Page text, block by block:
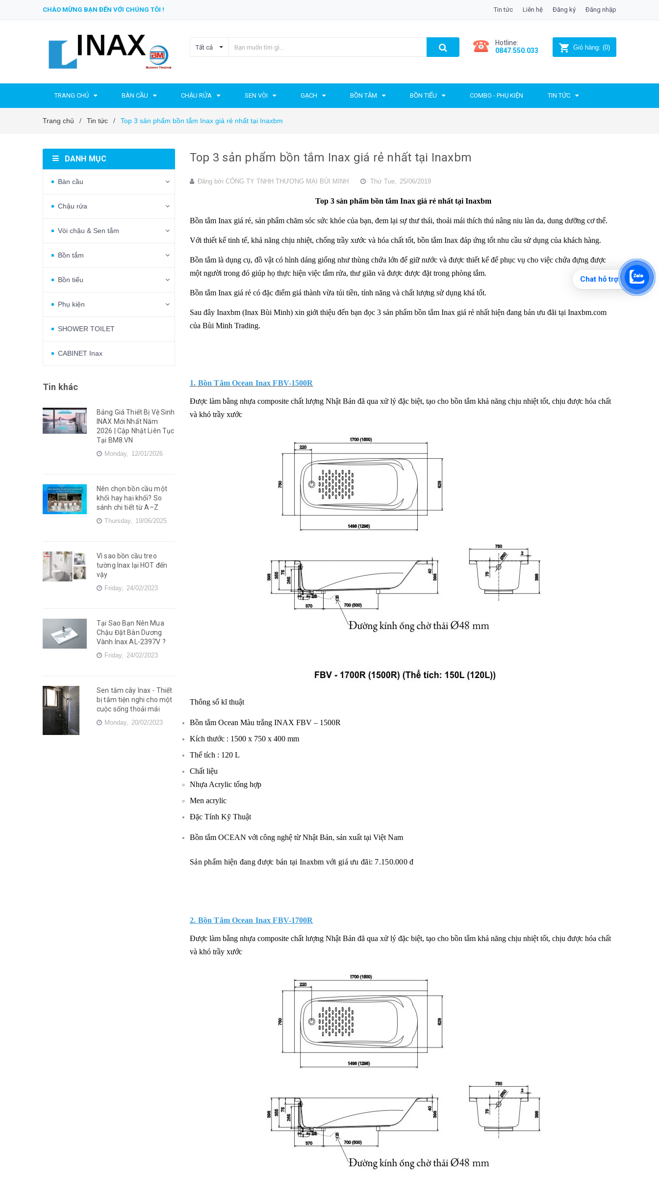
CHÀO MỪNG BẠN ĐẾN VỚI CHÚNG TÔI ! Tin tức Liên hệ Đăng ký Đăng nhập
Tất cả
Hotline:
0847.550.033
Giỏ hàng: (0)
TRANG CHỦ BÀN CẦU CHẬU RỬA SEN VÒI GẠCH BỒN TẮM BỒN TIỂU COMBO - PHỤ KIỆN TIN TỨC
Trang chủ / Tin tức / Top 3 sản phẩm bồn tắm Inax giá rẻ nhất tại Inaxbm
Top 3 sản phẩm bồn tắm Inax giá rẻ nhất tại Inaxbm
Đăng bởi CÔNG TY TNHH THƯƠNG MẠI BÙI MINH Thứ Tue, 25/06/2019
Top 3 sản phẩm bồn tắm Inax giá rẻ nhất tại Inaxbm
Bồn tắm Inax giá rẻ, sản phẩm chăm sóc sức khỏe của bạn, đem lại sự thư thái, thoải mái thích thú nâng niu làn da, dung dưỡng cơ thể.
Với thiết kế tinh tế, khả năng chịu nhiệt, chống trầy xước và hóa chất tốt, bồn tắm Inax đáp ứng tốt nhu cầu sử dụng của khách hàng.
Bồn tắm là dụng cụ, đồ vật có hình dáng giống như thùng chứa lớn để giữ nước và được thiết kế để phục vụ cho việc chứa đựng được
một người trong đó giúp họ thực hiện việc tắm rửa, thư giãn và được được đặt trong phòng tắm.
Bồn tắm Inax giá rẻ có đặc điểm giá thành vừa túi tiền, tính năng và chất lượng sử dụng khá tốt.
Sau đây Inaxbm (Inax Bùi Minh) xin giới thiệu đến bạn đọc 3 sản phẩm bồn tắm Inax giá rẻ nhất hiện đang bán ưu đãi tại Inaxbm.com
của Bùi Minh Trading.
1. Bồn Tắm Ocean Inax FBV-1500R
Được làm bằng nhựa composite chất lượng Nhật Bản đã qua xử lý đặc biệt, tạo cho bồn tắm khả năng chịu nhiệt tốt, chịu được hóa chất
và khó trầy xước
Thông số kĩ thuật
Bồn tắm Ocean Màu trắng INAX FBV – 1500R
Kích thước : 1500 x 750 x 400 mm
Thể tích : 120 L
Chất liệu
Nhựa Acrylic tổng hợp
Men acrylic
Đặc Tính Kỹ Thuật
Bồn tắm OCEAN với công nghệ từ Nhật Bản, sản xuất tại Việt Nam
Sản phẩm hiện đang được bán tại Inaxbm với giá ưu đãi: 7.150.000 đ
2. Bồn Tắm Ocean Inax FBV-1700R
Được làm bằng nhựa composite chất lượng Nhật Bản đã qua xử lý đặc biệt, tạo cho bồn tắm khả năng chịu nhiệt tốt, chịu được hóa chất
và khó trầy xước
DANH MỤC
Bàn cầu
Chậu rửa
Vòi chậu & Sen tắm
Bồn tắm
Bồn tiểu
Phụ kiện
SHOWER TOILET
CABINET Inax
Tin khác
Bảng Giá Thiết Bị Vệ Sinh
INAX Mới Nhất Năm
2026 | Cập Nhật Liên Tục
Tại BM8.VN
Monday, 12/01/2026
Nên chọn bồn cầu một
khối hay hai khối? So
sánh chi tiết từ A–Z
Thursday, 19/06/2025
Vì sao bồn cầu treo
tường Inax lại HOT đến
vậy
Friday, 24/02/2023
Tại Sao Bạn Nên Mua
Chậu Đặt Bàn Dương
Vành Inax AL-2397V ?
Friday, 24/02/2023
Sen tắm cây Inax - Thiết
bị tắm tiện nghi cho một
cuộc sống thoải mái
Monday, 20/02/2023
Chat hỗ trợ